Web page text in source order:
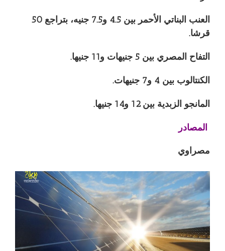
العنب البناتي الأحمر بين 4.5 و7.5 جنيه، بتراجع 50
قرشا.
التفاح المصري بين 5 جنيهات و11 جنيها.
الكنتالوب بين 4 و7 جنيهات.
المانجو الزبدية بين 12 و14 جنيها.
المصادر
مصراوي